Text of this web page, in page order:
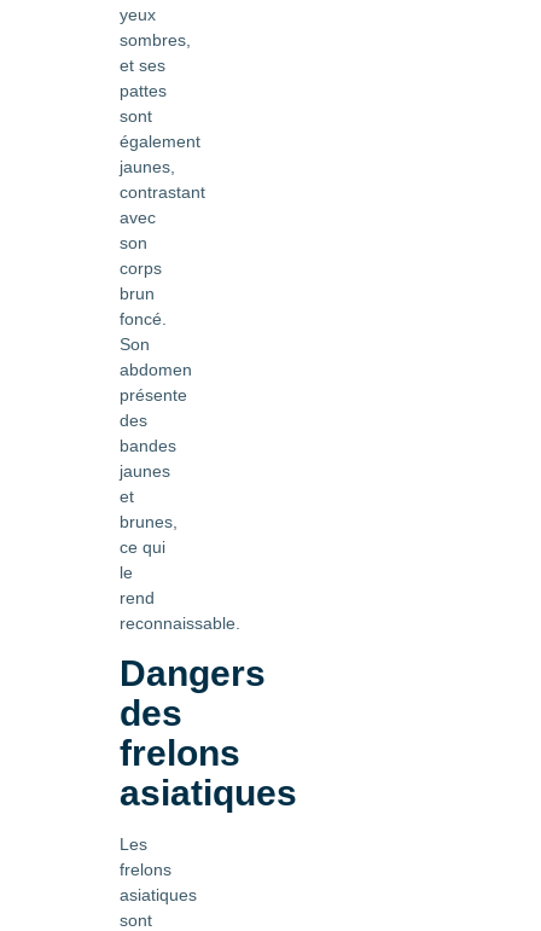
yeux
sombres,
et ses
pattes
sont
également
jaunes,
contrastant
avec
son
corps
brun
foncé.
Son
abdomen
présente
des
bandes
jaunes
et
brunes,
ce qui
le
rend
reconnaissable.
Dangers
des
frelons
asiatiques
Les
frelons
asiatiques
sont